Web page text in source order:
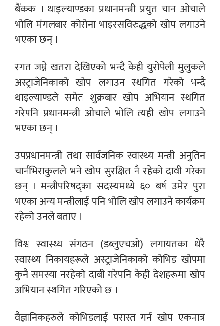
बैंकक । थाइल्याण्डका प्रधानमन्त्री प्रयुत चान ओचाले
भोलि मंगलबार कोरोना भाइरसविरुद्धको खोप लगाउने
भएका छन् ।
रगत जम्ने खतरा देखिएको भन्दै केही युरोपेली मुलुकले
अस्ट्राजेनिकाको खोप लगाउन स्थगित गरेको भन्दै
थाइल्याण्डले समेत शुक्रबार खोप अभियान स्थगित
गरेपनि प्रधानमन्त्री ओचाले भोलि त्यही खोप लगाउने
भएका छन् ।
उपप्रधानमन्त्री तथा सार्वजनिक स्वास्थ्य मन्त्री अनुतिन
चार्नभिराकुलले भने खोप सुरक्षित नै रहेको दावी गरेका
छन् । मन्त्रीपरिषद्का सदस्यमध्ये ६० बर्ष उमेर पुरा
भएका अन्य मन्त्रीलाई पनि भोलि खोप लगाउने कार्यक्रम
रहेको उनले बताए ।
विश्व स्वास्थ्य संगठन (डब्लुएचओ) लगायतका धेरै
स्वास्थ्य निकायहरूले अस्ट्राजेनिकाको कोभिड खोपमा
कुनै समस्या नरहेको दाबी गरेपनि केही देशहरूमा खोप
अभियान स्थगित गरिएको छ ।
वैज्ञानिकहरुले कोभिडलाई परास्त गर्न खोप एकमात्र